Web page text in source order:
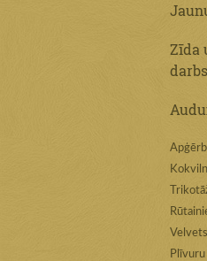
Zīda
darbs
Velvets